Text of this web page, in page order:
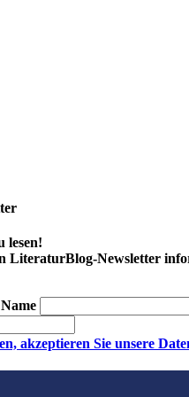
lesen!
LiteraturBlog-Newsletter
akzeptieren Sie unsere